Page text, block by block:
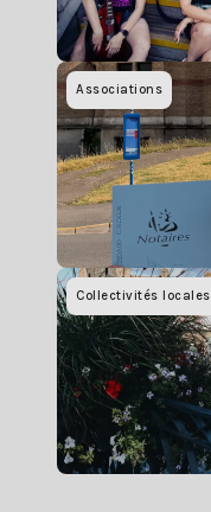
Associations
Collectivités locales